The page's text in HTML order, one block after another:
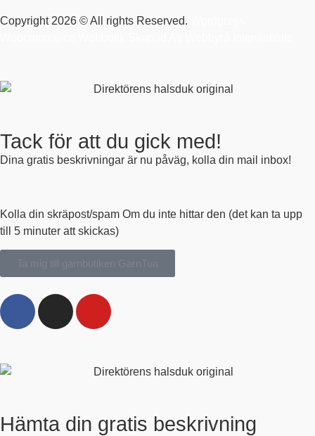
Copyright 2026 © All rights Reserved.
Tack för att du gick med!
Dina gratis beskrivningar är nu påväg, kolla din mail inbox!
Kolla din skräpost/spam Om du inte hittar den (det kan ta upp
till 5 minuter att skickas)
Ta mig till garnbutiken GarnTua
Hämta din gratis beskrivning